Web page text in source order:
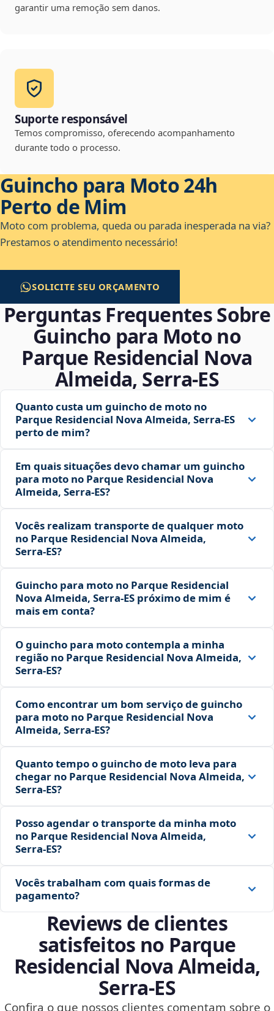
garantir uma remoção sem danos.
Suporte responsável
Temos compromisso, oferecendo acompanhamento
durante todo o processo.
Guincho para Moto 24h
Perto de Mim
Moto com problema, queda ou parada inesperada na via?
Prestamos o atendimento necessário!
SOLICITE SEU ORÇAMENTO
Perguntas Frequentes Sobre
Guincho para Moto no
Parque Residencial Nova
Almeida, Serra‑ES
Quanto custa um guincho de moto no
Parque Residencial Nova Almeida, Serra‑ES
perto de mim?
Em quais situações devo chamar um guincho
para moto no Parque Residencial Nova
Almeida, Serra‑ES?
Vocês realizam transporte de qualquer moto
no Parque Residencial Nova Almeida,
Serra‑ES?
Guincho para moto no Parque Residencial
Nova Almeida, Serra‑ES próximo de mim é
mais em conta?
O guincho para moto contempla a minha
região no Parque Residencial Nova Almeida,
Serra‑ES?
Como encontrar um bom serviço de guincho
para moto no Parque Residencial Nova
Almeida, Serra‑ES?
Quanto tempo o guincho de moto leva para
chegar no Parque Residencial Nova Almeida,
Serra‑ES?
Posso agendar o transporte da minha moto
no Parque Residencial Nova Almeida,
Serra‑ES?
Vocês trabalham com quais formas de
pagamento?
Reviews de clientes
satisfeitos no Parque
Residencial Nova Almeida,
Serra‑ES
Confira o que nossos clientes comentam sobre o